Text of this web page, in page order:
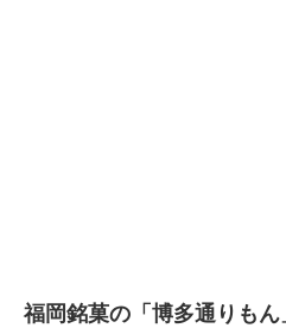
福岡銘菓の「博多通りも